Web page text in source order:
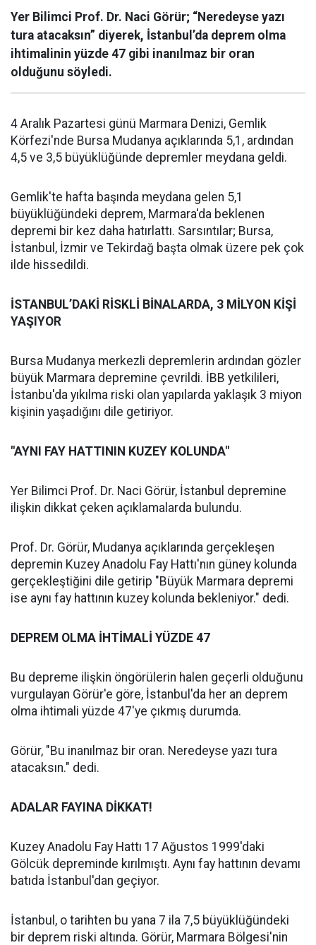
Yer Bilimci Prof. Dr. Naci Görür; “Neredeyse yazı
tura atacaksın” diyerek, İstanbul’da deprem olma
ihtimalinin yüzde 47 gibi inanılmaz bir oran
olduğunu söyledi.
4 Aralık Pazartesi günü Marmara Denizi, Gemlik
Körfezi'nde Bursa Mudanya açıklarında 5,1, ardından
4,5 ve 3,5 büyüklüğünde depremler meydana geldi.
Gemlik'te hafta başında meydana gelen 5,1
büyüklüğündeki deprem, Marmara'da beklenen
depremi bir kez daha hatırlattı. Sarsıntılar; Bursa,
İstanbul, İzmir ve Tekirdağ başta olmak üzere pek çok
ilde hissedildi.
İSTANBUL’DAKİ RİSKLİ BİNALARDA, 3 MİLYON KİŞİ
YAŞIYOR
Bursa Mudanya merkezli depremlerin ardından gözler
büyük Marmara depremine çevrildi. İBB yetkilileri,
İstanbu'da yıkılma riski olan yapılarda yaklaşık 3 miyon
kişinin yaşadığını dile getiriyor.
"AYNI FAY HATTININ KUZEY KOLUNDA"
Yer Bilimci Prof. Dr. Naci Görür, İstanbul depremine
ilişkin dikkat çeken açıklamalarda bulundu.
Prof. Dr. Görür, Mudanya açıklarında gerçekleşen
depremin Kuzey Anadolu Fay Hattı'nın güney kolunda
gerçekleştiğini dile getirip "Büyük Marmara depremi
ise aynı fay hattının kuzey kolunda bekleniyor." dedi.
DEPREM OLMA İHTİMALİ YÜZDE 47
Bu depreme ilişkin öngörülerin halen geçerli olduğunu
vurgulayan Görür'e göre, İstanbul'da her an deprem
olma ihtimali yüzde 47'ye çıkmış durumda.
Görür, "Bu inanılmaz bir oran. Neredeyse yazı tura
atacaksın." dedi.
ADALAR FAYINA DİKKAT!
Kuzey Anadolu Fay Hattı 17 Ağustos 1999'daki
Gölcük depreminde kırılmıştı. Aynı fay hattının devamı
batıda İstanbul'dan geçiyor.
İstanbul, o tarihten bu yana 7 ila 7,5 büyüklüğündeki
bir deprem riski altında. Görür, Marmara Bölgesi'nin